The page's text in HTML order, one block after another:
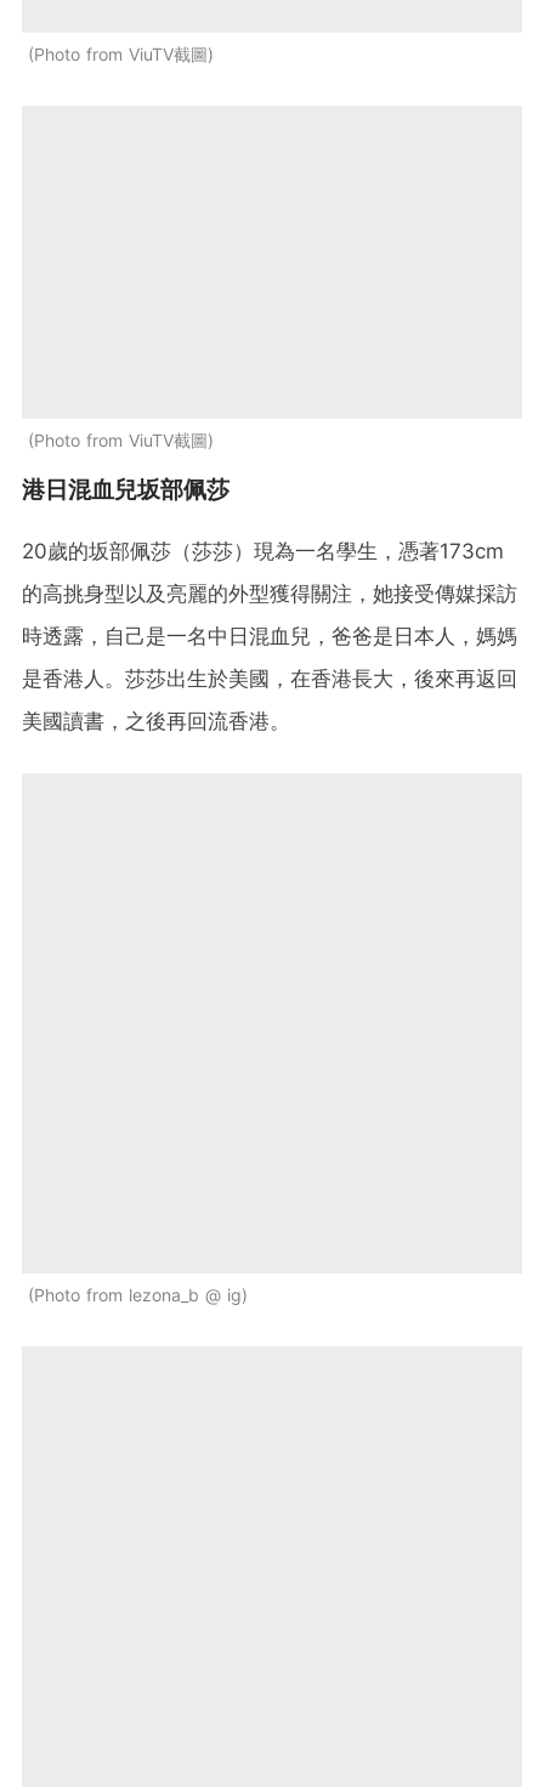
Photo from ViuTV截圖
Photo from ViuTV截圖
港日混血兒坂部佩莎
20歲的坂部佩莎（莎莎）現為一名學生，憑著173cm
的高挑身型以及亮麗的外型獲得關注，她接受傳媒採訪
時透露，自己是一名中日混血兒，爸爸是日本人，媽媽
是香港人。莎莎出生於美國，在香港長大，後來再返回
美國讀書，之後再回流香港。
Photo from lezona_b @ ig